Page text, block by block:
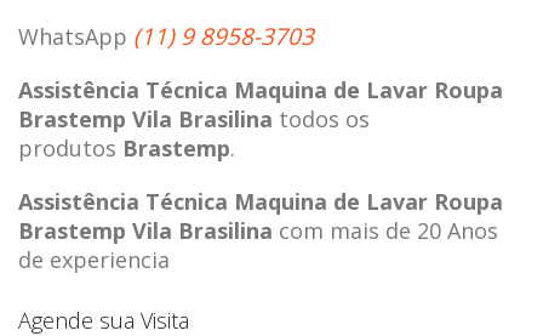
WhatsApp (11) 9 8958-3703
Assistência Técnica Maquina de Lavar Roupa
Brastemp Vila Brasilina todos os
produtos Brastemp.
Assistência Técnica Maquina de Lavar Roupa
Brastemp Vila Brasilina com mais de 20 Anos
de experiencia
Agende sua Visita